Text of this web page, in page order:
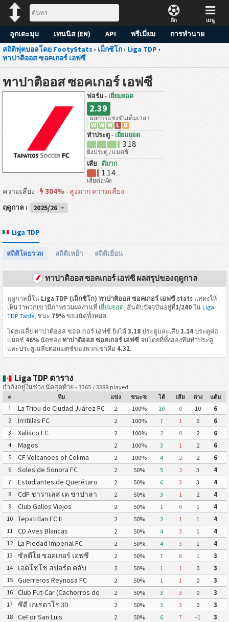
ลีก เมนู
ลูกเตะมุม เทนนิส (EN) API พรีเมี่ยม
การทำนาย
สถิติฟุตบอลโดย FootyStats › เม็กซิโก› Liga TDP ›
ทาปาติออส ซอคเกอร์ เอฟซี
ทาปาติออส ซอคเกอร์ เอฟซี
ฟอร์ม - เยี่ยมยอด
2.39
ผลการแข่งขันเต็มเวลา
W W W L
D
ทำประตู - เยี่ยมยอด
3.18
ยิงประตู / แมตช์
เสีย - ดีมาก
1.14
เสียต่อนัด
ความเสี่ยง - 304%- สูงมาก ความเสี่ยง
ฤดูกาล :
2025/26
Liga TDP
สถิติโดยรวม สถิติเหย้า สถิติเยือน
ทาปาติออส ซอคเกอร์ เอฟซี ผลสรุปของฤดูกาล
ฤดูกาลนี้ใน Liga TDP (เม็กซิโก) ทาปาติออส ซอคเกอร์ เอฟซี statsแสดงให้
เห็นว่าพวกเขามีภาพรวมผลงานที่ เยี่ยมยอด, อันดับปัจจุบันอยู่ที่1/240ใน Liga
TDP Table, ชนะ 79%ของนัดทั้งหมด.
โดยเฉลี่ย ทาปาติออส ซอคเกอร์ เอฟซี ยิงได้ 3.18ประตูและเสีย 1.14ประตูต่อ
แมตช์ 46%นัดของ ทาปาติออส ซอคเกอร์ เอฟซีจบโดยที่ทั้งสองทีมทำประตู
และประตูเฉลี่ยต่อแมตช์ของพวกเขาคือ 4.32.
Liga TDP ตาราง
กำลังอยู่ในช่วง นัดสุดท้าย - 3365 / 3388 played
# ทีม แข่ง ชนะ% ได้ เสีย ต่าง แต้ม
1 La Tribu de Ciudad Juárez FC 2 100% 10 0 10
6
2
Irritillas FC 2 100% 7 1 6
6
3
Xalisco FC 2 100% 2 0 2
6
4
Magos 2 100% 3 1 2
6
5
CF Volcanoes of Colima
(สปอร์ต ทาลา)
2 100% 4 2 2
6
6
Soles de Sonora FC 2 50% 5 2 3
4
7
Estudiantes de Querétaro
FC
2 50% 6 3 3
4
8
CdF ชาราเลส เด ชาปาลา 2 50% 3 1 2
4
9
Club Gallos Viejos 2 50% 1 0 1
4
10
Tepatitlan FC II 2 50% 2 1 1
4
11
CD Aves Blancas 2 50% 4 3 1
4
12
La Piedad Imperial FC 2 50% 4 3 1
4
13
ซัลตีโย ซอคเกอร์ เอฟซี 2 50% 7 6 1
3
14
เอตโชโช สปอร์ต คลับ 2 50% 1 1 0
3
15
Guerreros Reynosa FC 2 50% 1 1 0
3
16
Club Fut-Car (Cachorros de
León)
2 50% 3 3 0
3
17
ซีดี เกเรตาโร 3D 2 50% 3 3 0
3
18
CeFor San Luis 2 50% 6 7 -1
3